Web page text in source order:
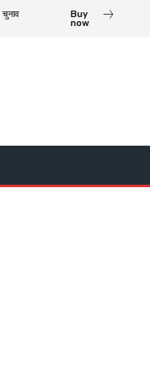
चुनाव
Buy
now